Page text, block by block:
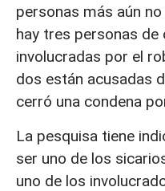
personas más aún
hay tres personas
involucradas por el
dos están acusadas
cerró una condena
La pesquisa tiene
ser uno de los
uno de los